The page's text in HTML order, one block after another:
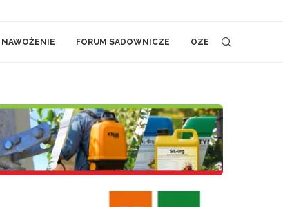
NAWOŻENIE FORUM SADOWNICZE OZE